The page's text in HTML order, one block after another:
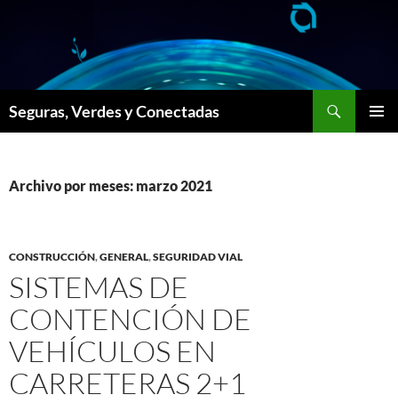
Seguras, Verdes y Conectadas
Archivo por meses: marzo 2021
CONSTRUCCIÓN,GENERAL,SEGURIDAD VIAL
SISTEMAS DE
CONTENCIÓN DE
VEHÍCULOS EN
CARRETERAS 2+1